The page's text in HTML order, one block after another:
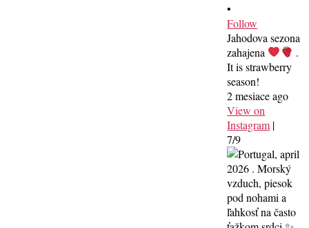
•
Follow
Jahodova sezona
zahajena
.
It is strawberry
season!
2 mesiace ago
View on
Instagram |
7/9